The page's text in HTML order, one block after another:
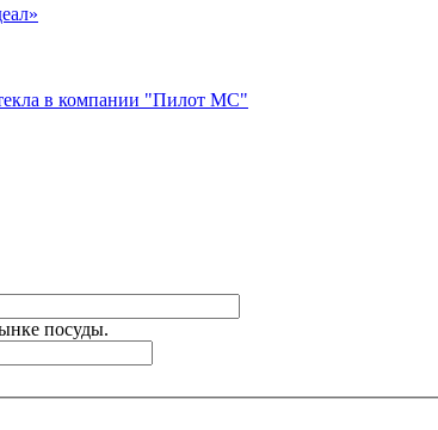
в компании "Пилот МС"
посуды.